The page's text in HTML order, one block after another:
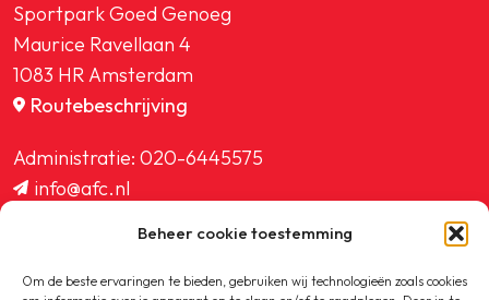
Beheer cookie toestemming
Om de beste ervaringen te bieden, gebruiken wij technologieën zoals cookies
Sportpark Goed Genoeg
Maurice Ravellaan 4
1083 HR Amsterdam
Routebeschrijving
Administratie: 020-6445575
info@afc.nl
ledenadministratie@afc.nl